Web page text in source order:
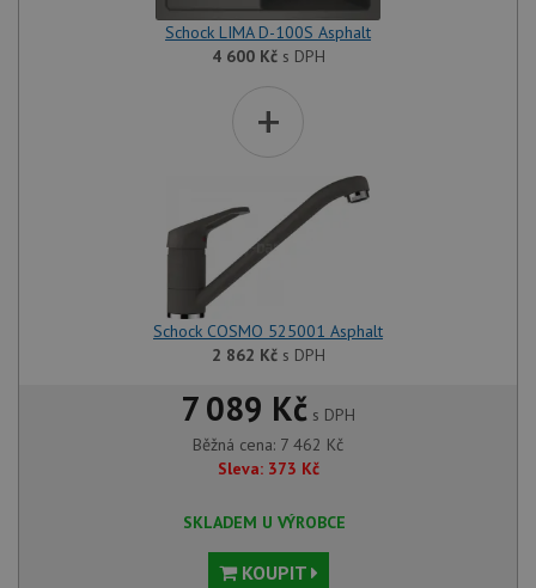
Schock LIMA D-100S Asphalt
4 600 Kčs DPH
+
Schock COSMO 525001 Asphalt
2 862 Kčs DPH
7 089 Kč s DPH
Běžná cena: 7 462 Kč
Sleva: 373 Kč
SKLADEM U VÝROBCE
KOUPIT